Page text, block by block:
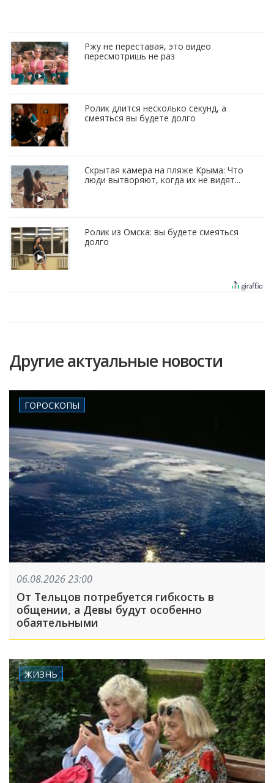
Ржу не переставая, это видео
пересмотришь не раз
Ролик длится несколько секунд, а
смеяться вы будете долго
Скрытая камера на пляже Крыма: Что
люди вытворяют, когда их не видят...
Ролик из Омска: вы будете смеяться
долго
Другие актуальные новости
ГОРОСКОПЫ
06.08.2026 23:00
От Тельцов потребуется гибкость в
общении, а Девы будут особенно
обаятельными
ЖИЗНЬ